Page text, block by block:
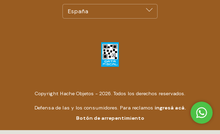
Copyright Hache Objetos - 2026. Todos los derechos reservados.
Defensa de las y los consumidores. Para reclamos ingresá acá.
Botón de arrepentimiento